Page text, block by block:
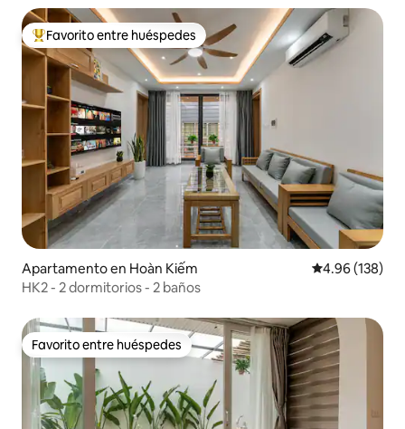
Favorito entre huéspedes preferido
Favorito entre huéspedes
Apartamento en Hoàn Kiếm Calificación
4.96 (138)
HK2 - 2 dormitorios - 2 baños
Favorito entre huéspedes
Favorito entre huéspedes